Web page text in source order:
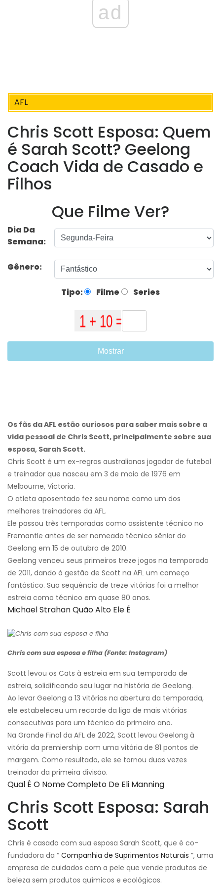
ad
AFL
Chris Scott Esposa: Quem
é Sarah Scott? Geelong
Coach Vida de Casado e
Filhos
Que Filme Ver?
Dia Da
Semana:
Gênero:
Tipo: Filme Series
Mostrar
Os fãs da AFL estão curiosos para saber mais sobre a
vida pessoal de Chris Scott, principalmente sobre sua
esposa, Sarah Scott.
Chris Scott é um ex-regras australianas jogador de futebol
e treinador que nasceu em 3 de maio de 1976 em
Melbourne, Victoria.
O atleta aposentado fez seu nome como um dos
melhores treinadores da AFL.
Ele passou três temporadas como assistente técnico no
Fremantle antes de ser nomeado técnico sênior do
Geelong em 15 de outubro de 2010.
Geelong venceu seus primeiros treze jogos na temporada
de 2011, dando à gestão de Scott na AFL um começo
fantástico. Sua sequência de treze vitórias foi a melhor
estreia como técnico em quase 80 anos.
Michael Strahan Quão Alto Ele É
Chris com sua esposa e filha (Fonte: Instagram)
Scott levou os Cats à estreia em sua temporada de
estreia, solidificando seu lugar na história de Geelong.
Ao levar Geelong a 13 vitórias na abertura da temporada,
ele estabeleceu um recorde da liga de mais vitórias
consecutivas para um técnico do primeiro ano.
Na Grande Final da AFL de 2022, Scott levou Geelong à
vitória da premiership com uma vitória de 81 pontos de
margem. Como resultado, ele se tornou duas vezes
treinador da primeira divisão.
Qual É O Nome Completo De Eli Manning
Chris Scott Esposa: Sarah
Scott
Chris é casado com sua esposa Sarah Scott, que é co-
fundadora da “ Companhia de Suprimentos Naturais ”, uma
empresa de cuidados com a pele que vende produtos de
beleza sem produtos químicos e ecológicos.